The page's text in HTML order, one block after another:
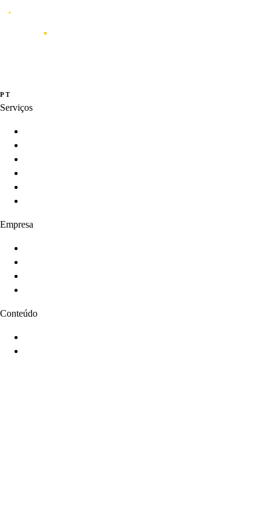
PT
Serviços
Empresa
Conteúdo